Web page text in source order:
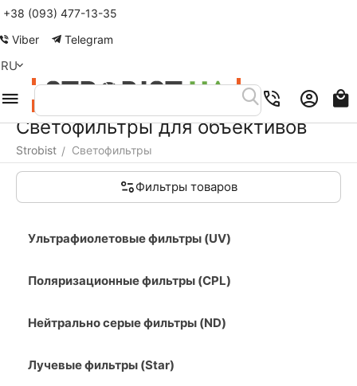
+38 (093) 477-13-35
Viber
Telegram
RU
Светофильтры для объективов
Strobist / Светофильтры
Фильтры товаров
Ультрафиолетовые фильтры (UV)
Поляризационные фильтры (CPL)
Нейтрально серые фильтры (ND)
Лучевые фильтры (Star)
Меню